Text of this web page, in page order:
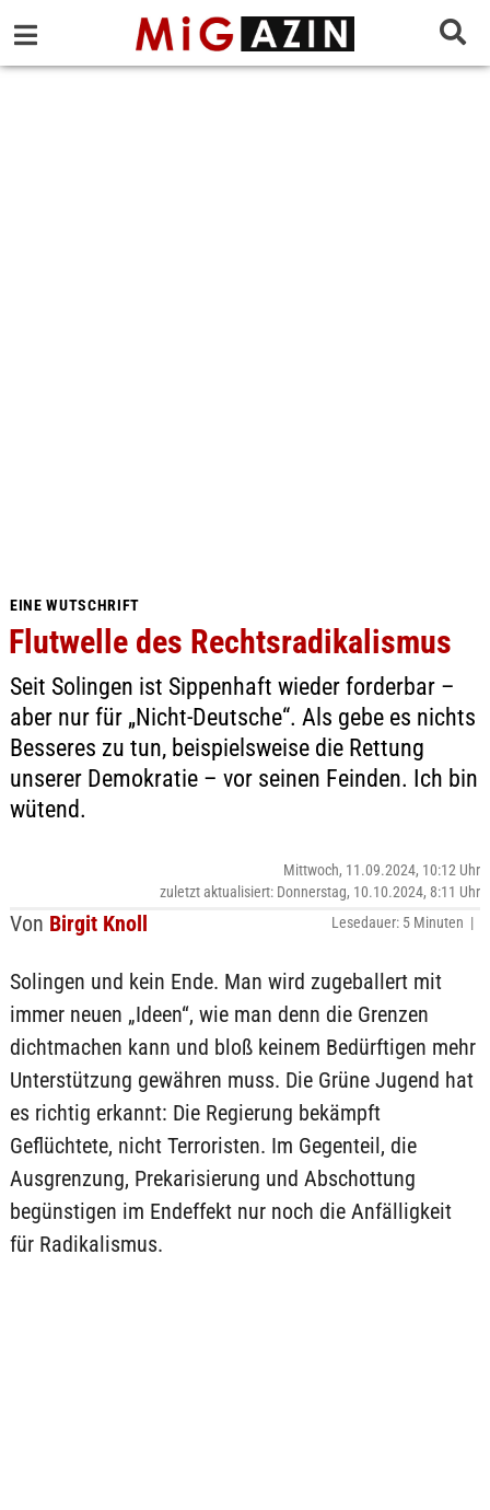
EINE WUTSCHRIFT
Flutwelle des Rechtsradikalismus
Seit Solingen ist Sippenhaft wieder forderbar –
aber nur für „Nicht-Deutsche“. Als gebe es nichts
Besseres zu tun, beispielsweise die Rettung
unserer Demokratie – vor seinen Feinden. Ich bin
wütend.
Von Birgit Knoll
Mittwoch, 11.09.2024, 10:12 Uhr
zuletzt aktualisiert: Donnerstag, 10.10.2024, 8:11 Uhr
Lesedauer: 5 Minuten |
Solingen und kein Ende. Man wird zugeballert mit
immer neuen „Ideen“, wie man denn die Grenzen
dichtmachen kann und bloß keinem Bedürftigen mehr
Unterstützung gewähren muss. Die Grüne Jugend hat
es richtig erkannt: Die Regierung bekämpft
Geflüchtete, nicht Terroristen. Im Gegenteil, die
Ausgrenzung, Prekarisierung und Abschottung
begünstigen im Endeffekt nur noch die Anfälligkeit
für Radikalismus.